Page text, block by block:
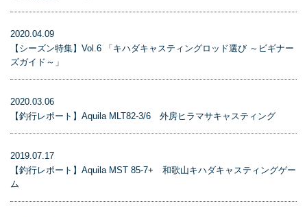
2020.04.09
【シーズン特集】Vol.6 「キハダキャスティングロッド選び ～ビギナー
ズガイド～」
2020.03.06
【釣行レポート】Aquila MLT82-3/6 外房ヒラマサキャスティング
2019.07.17
【釣行レポート】Aquila MST 85-7+ 和歌山キハダキャスティングゲー
ム